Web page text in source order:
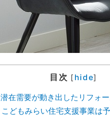
目次 [ hide]
潜在需要が動き出したリフォ
こどもみらい住宅支援事業は